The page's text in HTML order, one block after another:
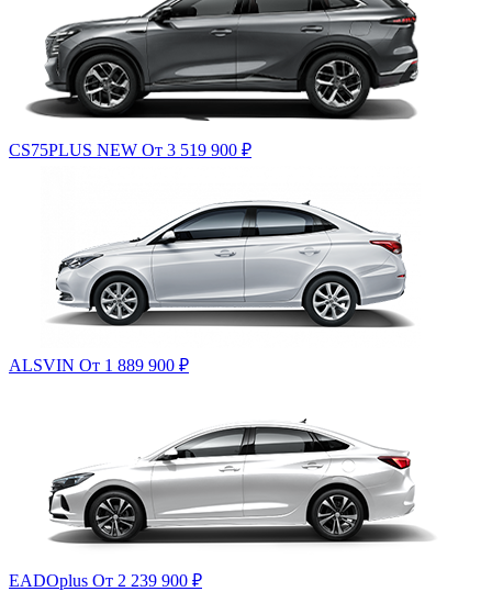
CS75PLUS NEW От 3 519 900 ₽
ALSVIN От 1 889 900 ₽
EADOplus От 2 239 900 ₽